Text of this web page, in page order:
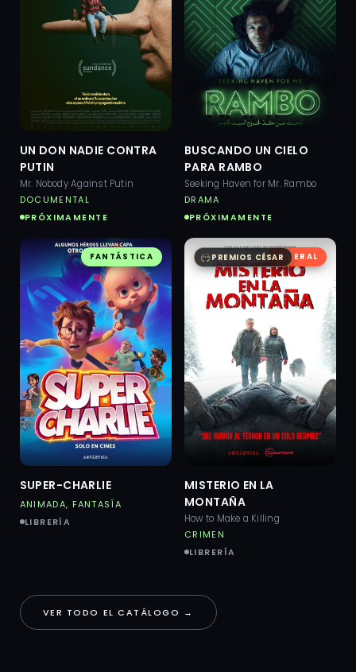
UN DON NADIE CONTRA
PUTIN
Mr. Nobody Against Putin
DOCUMENTAL
PRÓXIMAMENTE
BUSCANDO UN CIELO
PARA RAMBO
Seeking Haven for Mr. Rambo
DRAMA
PRÓXIMAMENTE
FANTÁSTICA
SUPER-CHARLIE
ANIMADA, FANTASÍA
LIBRERÍA
SIDERAL
PREMIOS CÉSAR
MISTERIO EN LA
MONTAÑA
How to Make a Killing
CRIMEN
LIBRERÍA
VER TODO EL CATÁLOGO →